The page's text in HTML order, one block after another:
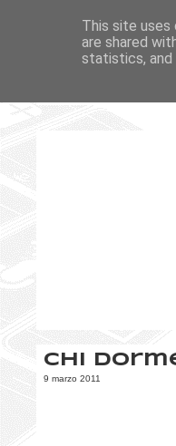
Chi
9 marzo 2011
This site uses
are shared
statistics, and